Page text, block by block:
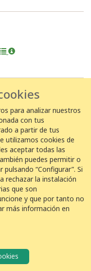
peces
para analizar nuestros
con tus
a partir de tus
utilizamos cookies de
aceptar todas las
puedes permitir o
“Configurar”. Si
rechazar la instalación
que son
y que por tanto no
más información en